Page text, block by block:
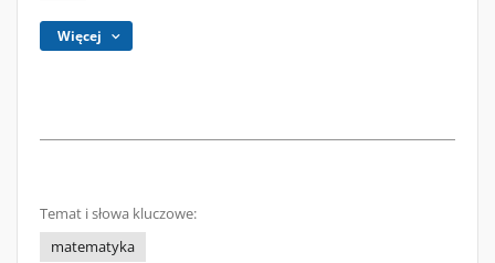
Więcej
Temat i słowa kluczowe:
matematyka